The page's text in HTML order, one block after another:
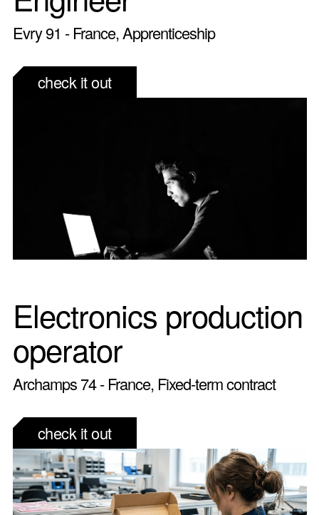
Evry 91 - France, Apprenticeship
check it out
Electronics production
operator
Archamps 74 - France, Fixed-term contract
check it out